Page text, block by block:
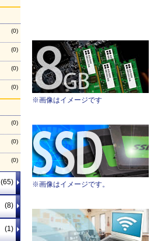
(0)
(0)
(0)
(0)
(0)
(0)
(0)
(65)
(8)
(1)
※画像はイメージです
※画像はイメージです。